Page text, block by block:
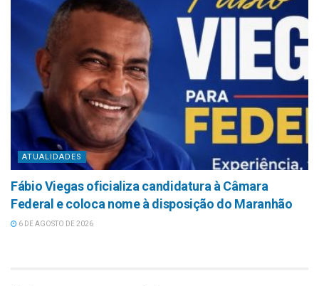
ATUALIDADES
Fábio Viegas oficializa candidatura à Câmara
Federal e coloca nome à disposição do Maranhão
6 DE AGOSTO DE 2026